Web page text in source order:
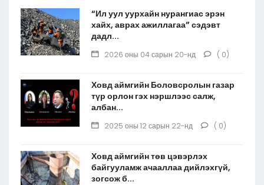
“Ил уул уурхайн нурангиас эрэн
хайх, аврах ажиллагаа” сэдэвт
дадл...
2026 оны 04 сарын 20-нд ( 0)
Ховд аймгийн Боловсролын газар
түр орлон гэх нэршлээс салж,
албан...
2025 оны 12 сарын 22-нд ( 0)
Ховд аймгийн төв цэвэрлэх
байгууламж ачааллаа дийлэхгүй,
зогсож б...